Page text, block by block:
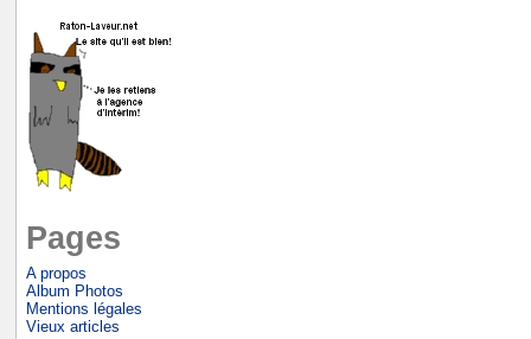
Pages
A propos
Album Photos
Mentions légales
Vieux articles